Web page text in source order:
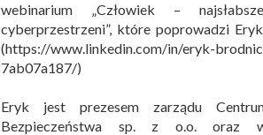
webinarium „Człowiek –
cyberprzestrzeni”, które poprowadzi
(https://www.linkedin.com/in/eryk-
7ab07a187/)
Eryk jest prezesem zarządu
Bezpieczeństwa sp. z o.o. oraz